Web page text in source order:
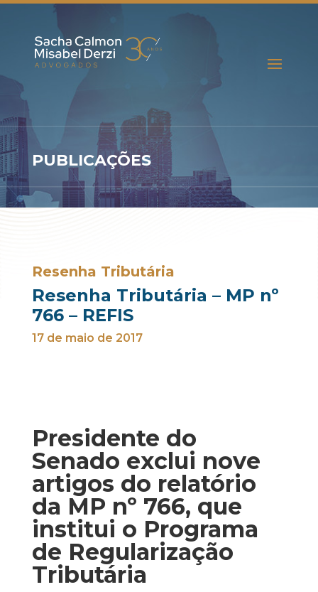
PUBLICAÇÕES
Resenha Tributária
Resenha Tributária – MP nº
766 – REFIS
17 de maio de 2017
Presidente do
Senado exclui nove
artigos do relatório
da MP nº 766, que
institui o Programa
de Regularização
Tributária